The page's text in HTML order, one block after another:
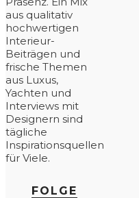
aus qualitativ
hochwertigen
Interieur-
Beiträgen und
frische Themen
aus Luxus,
Yachten und
Interviews mit
Designern sind
tägliche
Inspirationsquellen
für Viele.
FOLGE